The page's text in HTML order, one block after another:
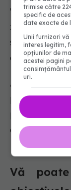
ziua
stres sau
de o sesiune
Atunci când
pur și
decât o
Vă
trimise către
specific de
date exacte
Unii furnizori
interes legitim,
opțiunilor de
acestei pagini
uri.